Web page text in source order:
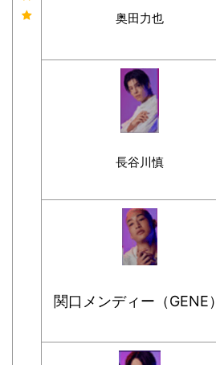
奥田力也
長谷川慎
関口メンディー（GENE）